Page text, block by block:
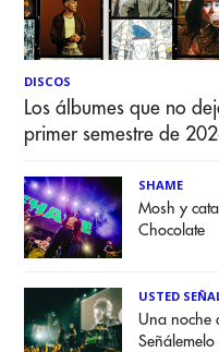
DISCOS
Los álbumes que no
primer semestre de
SHAME
Mosh y
Chocolate
USTED
Una noche